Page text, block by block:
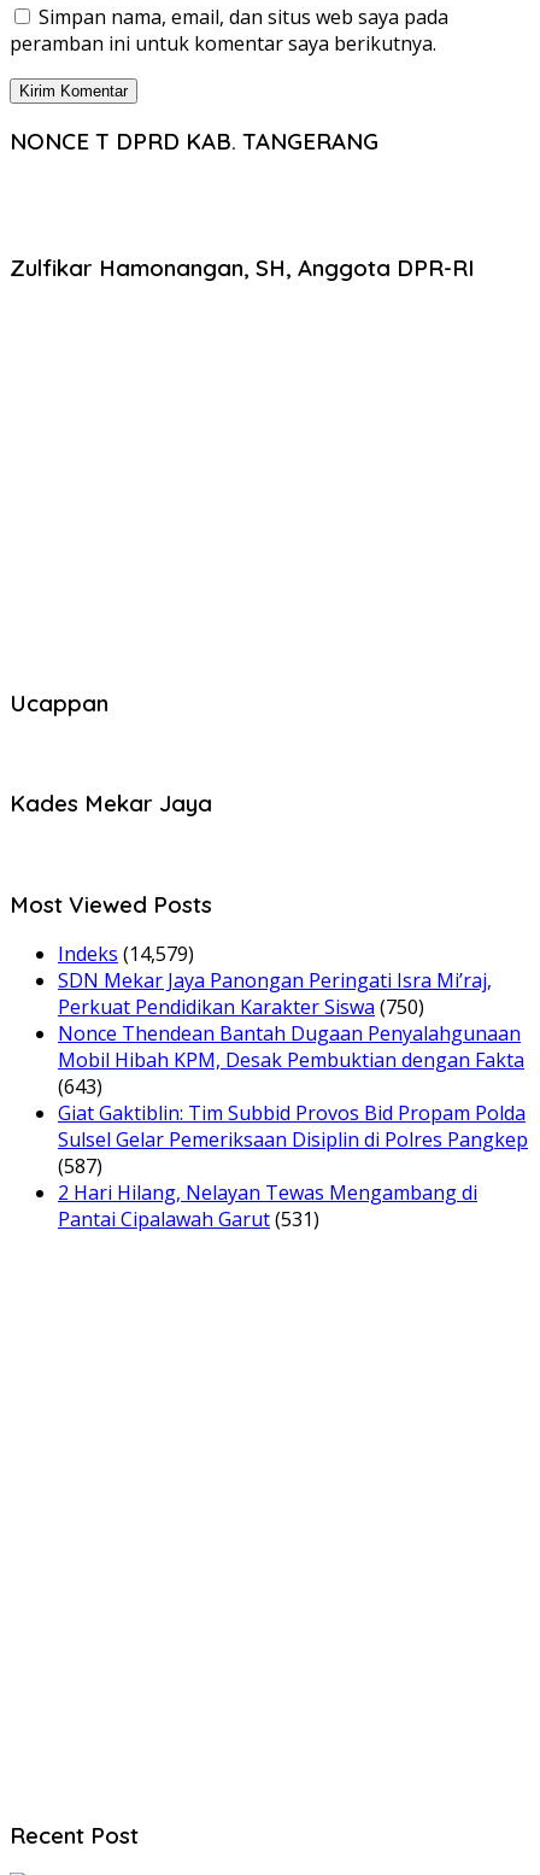
Simpan nama, email, dan situs web saya pada
peramban ini untuk komentar saya berikutnya.
NONCE T DPRD KAB. TANGERANG
Zulfikar Hamonangan, SH, Anggota DPR-RI
Ucappan
Kades Mekar Jaya
Most Viewed Posts
Indeks (14,579)
SDN Mekar Jaya Panongan Peringati Isra Mi’raj,
Perkuat Pendidikan Karakter Siswa (750)
Nonce Thendean Bantah Dugaan Penyalahgunaan
Mobil Hibah KPM, Desak Pembuktian dengan Fakta
(643)
Giat Gaktiblin: Tim Subbid Provos Bid Propam Polda
Sulsel Gelar Pemeriksaan Disiplin di Polres Pangkep
(587)
2 Hari Hilang, Nelayan Tewas Mengambang di
Pantai Cipalawah Garut(531)
Recent Post